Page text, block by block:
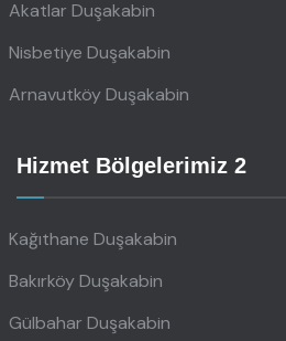
Akatlar Duşakabin
Nisbetiye Duşakabin
Arnavutköy Duşakabin
Hizmet Bölgelerimiz 2
Kağıthane Duşakabin
Bakırköy Duşakabin
Gülbahar Duşakabin